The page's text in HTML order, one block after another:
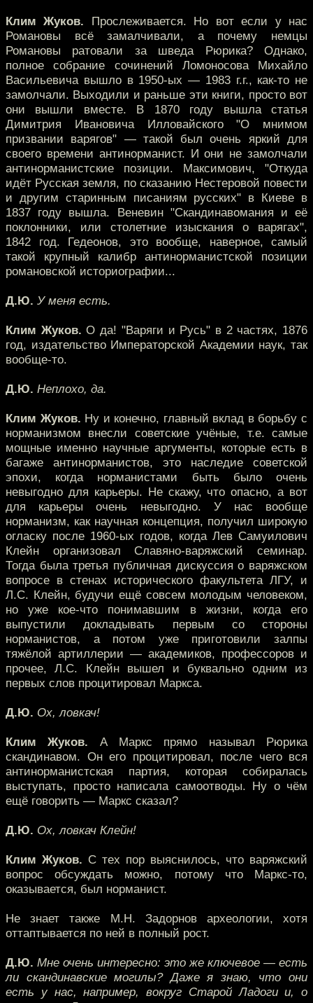
Клим Жуков. Прослеживается. Но вот если у нас
Романовы всё замалчивали, а почему немцы
Романовы ратовали за шведа Рюрика? Однако,
полное собрание сочинений Ломоносова Михайло
Васильевича вышло в 1950-ых — 1983 г.г., как-то не
замолчали. Выходили и раньше эти книги, просто вот
они вышли вместе. В 1870 году вышла статья
Димитрия Ивановича Илловайского "О мнимом
призвании варягов" — такой был очень яркий для
своего времени антинорманист. И они не замолчали
антинорманистские позиции. Максимович, "Откуда
идёт Русская земля, по сказанию Нестеровой повести
и другим старинным писаниям русских" в Киеве в
1837 году вышла. Веневин "Скандинавомания и её
поклонники, или столетние изыскания о варягах",
1842 год. Гедеонов, это вообще, наверное, самый
такой крупный калибр антинорманистской позиции
романовской историографии...
Д.Ю. У меня есть.
Клим Жуков. О да! "Варяги и Русь" в 2 частях, 1876
год, издательство Императорской Академии наук, так
вообще-то.
Д.Ю. Неплохо, да.
Клим Жуков. Ну и конечно, главный вклад в борьбу с
норманизмом внесли советские учёные, т.е. самые
мощные именно научные аргументы, которые есть в
багаже антинорманистов, это наследие советской
эпохи, когда норманистами быть было очень
невыгодно для карьеры. Не скажу, что опасно, а вот
для карьеры очень невыгодно. У нас вообще
норманизм, как научная концепция, получил широкую
огласку после 1960-ых годов, когда Лев Самуилович
Клейн организовал Славяно-варяжский семинар.
Тогда была третья публичная дискуссия о варяжском
вопросе в стенах исторического факультета ЛГУ, и
Л.С. Клейн, будучи ещё совсем молодым человеком,
но уже кое-что понимавшим в жизни, когда его
выпустили докладывать первым со стороны
норманистов, а потом уже приготовили залпы
тяжёлой артиллерии — академиков, профессоров и
прочее, Л.С. Клейн вышел и буквально одним из
первых слов процитировал Маркса.
Д.Ю. Ох, ловкач!
Клим Жуков. А Маркс прямо называл Рюрика
скандинавом. Он его процитировал, после чего вся
антинорманистская партия, которая собиралась
выступать, просто написала самоотводы. Ну о чём
ещё говорить — Маркс сказал?
Д.Ю. Ох, ловкач Клейн!
Клим Жуков. С тех пор выяснилось, что варяжский
вопрос обсуждать можно, потому что Маркс-то,
оказывается, был норманист.
Не знает также М.Н. Задорнов археологии, хотя
оттаптывается по ней в полный рост.
Д.Ю. Мне очень интересно: это же ключевое — есть
ли скандинавские могилы? Даже я знаю, что они
есть у нас, например, вокруг Старой Ладоги и, о